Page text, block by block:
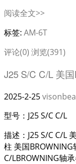
阅读全文>>
标签: AM-6T
评论(0) 浏览(391)
J25 S/C C/L 美
2025-2-25
型号：J25 S/C C/L
描述：J25 S/C C/L
柱 美国BROWNING
C/LBROWNING轴